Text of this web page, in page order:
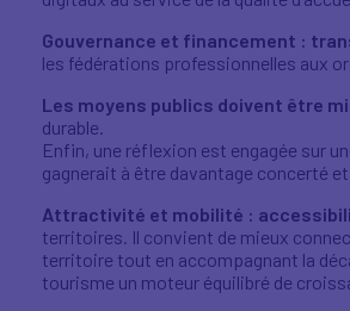
Gouvernance et financement :
les fédérations professionnelles aux
Les moyens publics doivent être
durable.
Enfin, une réflexion est engagée sur
gagnerait à être davantage concerté
Attractivité et mobilité :
territoires. Il convient de mieux
territoire tout en accompagnant la
tourisme un moteur équilibré de